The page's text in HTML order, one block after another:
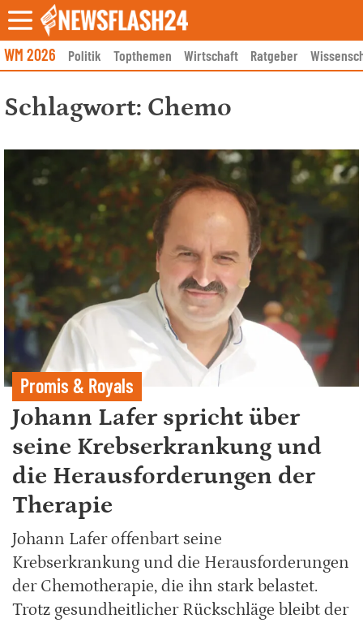
Skip
to
content
WM 2026 Politik Topthemen Wirtschaft Ratgeber
Schlagwort: Chemo
Promis & Royals
Johann Lafer spricht über
seine Krebserkrankung und
die Herausforderungen der
Therapie
Johann Lafer offenbart seine
Krebserkrankung und die Herausforderungen
der Chemotherapie, die ihn stark belastet.
Trotz gesundheitlicher Rückschläge bleibt der